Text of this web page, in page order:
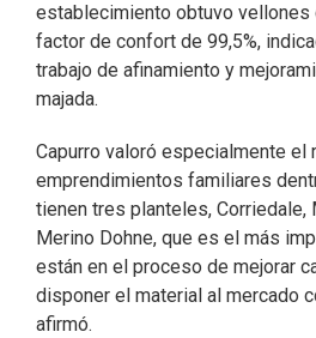
establecimiento obtuvo vellones
factor de confort de 99,5%,
trabajo de afinamiento y
majada.
Capurro valoró especialmente el
emprendimientos familiares
tienen tres planteles, Corriedale,
Merino Dohne, que es el más
están en el proceso de mejorar
disponer el material al mercado
afirmó.